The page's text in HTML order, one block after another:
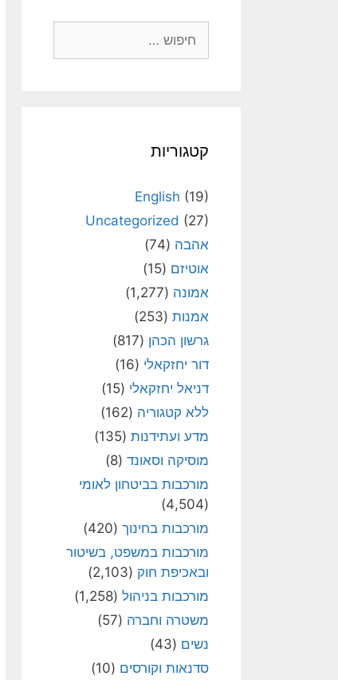
קטגוריות
English (19)
Uncategorized (27)
אהבה (74)
אוטיזם (15)
אמונה (1,277)
אמנות (253)
גרשון הכהן (817)
דור יחזקאלי (16)
דניאל יחזקאלי (15)
ללא קטגוריה (162)
מדע ועתידנות (135)
מוסיקה וסאונד (8)
מורכבות בביטחון לאומי
(4,504)
מורכבות בחינוך (420)
מורכבות במשפט, בשיטור
ובאכיפת חוק (2,103)
מורכבות בניהול (1,258)
משטרה וחברה (57)
נשים (43)
סדנאות וקורסים (10)